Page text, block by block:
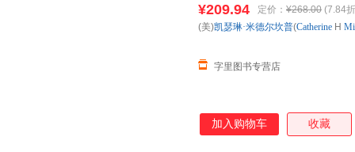
¥209.94 定价： ¥268.00 (7.84
字里图书专营店
(美)凯瑟琳·米德尔坎普(Catherine H
加入购物车 收藏